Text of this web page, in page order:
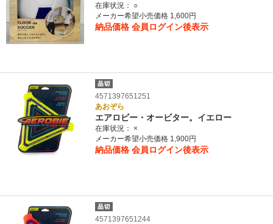
在庫状況：
○
メーカー希望小売価格 1,600円
納品価格 会員ログイン後表示
4571397651251
あおぞら
エアロビー・オービター。イエロー
在庫状況：
×
メーカー希望小売価格 1,900円
納品価格 会員ログイン後表示
4571397651244